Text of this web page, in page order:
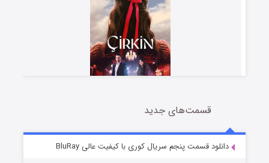
سریال زشت
قسمت2 (زیرنویس) منتشر شد
قسمت‌های جدید
دانلود قسمت پنجم سریال کوری با کیفیت عالی BluRay